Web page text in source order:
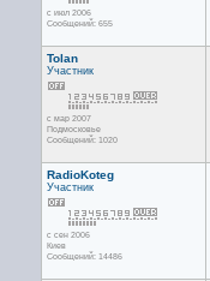
с июл 2006
Сообщений: 655
Tolan
Участник
с мар 2007
Подмосковье
Сообщений: 1020
RadioKoteg
Участник
с сен 2006
Киев
Сообщений: 14486